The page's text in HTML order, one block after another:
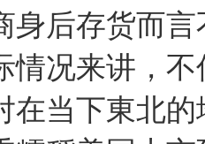
身后存货而
情况来讲，
在当下東北